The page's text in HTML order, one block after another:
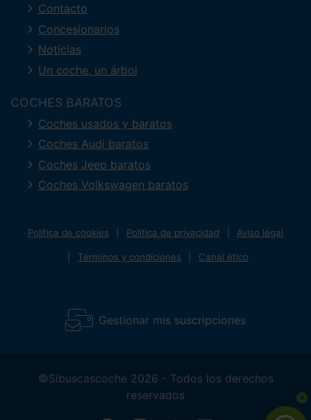
Contacto
Concesionarios
Noticias
Un coche, un árbol
COCHES BARATOS
Coches usados y baratos
Coches Audi baratos
Coches Jeep baratos
Coches Volkswagen baratos
Política de cookies Política de privacidad Aviso legal
Términos y condiciones Canal ético
Gestionar mis suscripciones
©Sibuscascoche 2026 - Todos los derechos
reservados